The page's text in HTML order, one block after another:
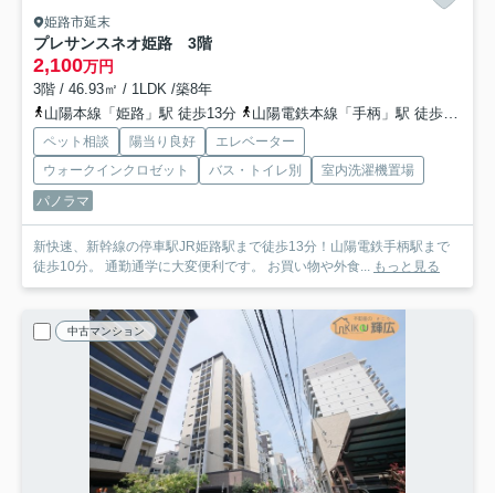
姫路市延末
プレサンスネオ姫路 3階
2,100万円
3階 / 46.93㎡ / 1LDK /築8年
山陽本線「姫路」駅 徒歩13分
山陽電鉄本線「手柄」駅 徒歩9分
ペット相談 陽当り良好
エレベーター
ウォークインクロゼット
バス・トイレ別
室内洗濯機置場
パノラマ
新快速、新幹線の停車駅JR姫路駅まで徒歩13分！山陽電鉄手柄駅まで
徒歩10分。 通勤通学に大変便利です。 お買い物や外食... もっと見る
中古マンション